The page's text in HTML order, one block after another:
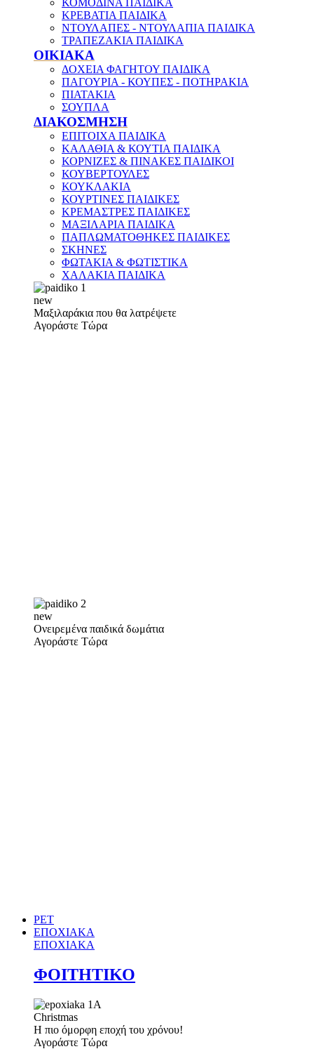
ΚΟΜΟΔΙΝΑ ΠΑΙΔΙΚΑ
ΚΡΕΒΑΤΙΑ ΠΑΙΔΙΚΑ
ΝΤΟΥΛΑΠΕΣ - ΝΤΟΥΛΑΠΙΑ ΠΑΙΔΙΚΑ
ΤΡΑΠΕΖΑΚΙΑ ΠΑΙΔΙΚΑ
ΟΙΚΙΑΚΑ
ΔΟΧΕΙΑ ΦΑΓΗΤΟΥ ΠΑΙΔΙΚΑ
ΠΑΓΟΥΡΙΑ - ΚΟΥΠΕΣ - ΠΟΤΗΡΑΚΙΑ
ΠΙΑΤΑΚΙΑ
ΣΟΥΠΛΑ
ΔΙΑΚΟΣΜΗΣΗ
ΕΠΙΤΟΙΧΑ ΠΑΙΔΙΚΑ
ΚΑΛΑΘΙΑ & ΚΟΥΤΙΑ ΠΑΙΔΙΚΑ
ΚΟΡΝΙΖΕΣ & ΠΙΝΑΚΕΣ ΠΑΙΔΙΚΟΙ
ΚΟΥΒΕΡΤΟΥΛΕΣ
ΚΟΥΚΛΑΚΙΑ
ΚΟΥΡΤΙΝΕΣ ΠΑΙΔΙΚΕΣ
ΚΡΕΜΑΣΤΡΕΣ ΠΑΙΔΙΚΕΣ
ΜΑΞΙΛΑΡΙΑ ΠΑΙΔΙΚΑ
ΠΑΠΛΩΜΑΤΟΘΗΚΕΣ ΠΑΙΔΙΚΕΣ
ΣΚΗΝΕΣ
ΦΩΤΑΚΙΑ & ΦΩΤΙΣΤΙΚΑ
ΧΑΛΑΚΙΑ ΠΑΙΔΙΚΑ
new
Μαξιλαράκια που θα λατρέψετε
Αγοράστε Τώρα
new
Ονειρεμένα παιδικά δωμάτια
Αγοράστε Τώρα
PET
ΕΠΟΧΙΑΚΑ
ΕΠΟΧΙΑΚΑ
ΦΟΙΤΗΤΙΚΟ
Christmas
Η πιο όμορφη εποχή του χρόνου!
Αγοράστε Τώρα